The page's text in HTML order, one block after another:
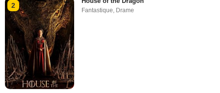
2
Fantastique Drame